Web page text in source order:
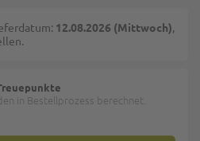
12.08.2026 (Mittwoch),
in Bestellprozess berechnet.